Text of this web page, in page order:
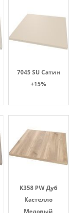
7045 SU Сатин
+15%
K358 PW Дуб
Кастелло
Медовый